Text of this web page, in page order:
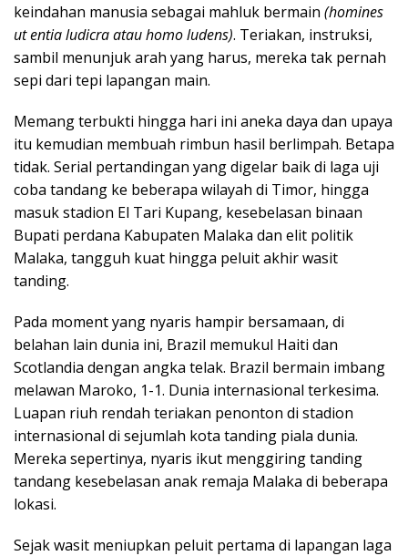
keindahan manusia sebagai mahluk bermain (homines
ut entia ludicra atau homo ludens). Teriakan, instruksi,
sambil menunjuk arah yang harus, mereka tak pernah
sepi dari tepi lapangan main.
Memang terbukti hingga hari ini aneka daya dan upaya
itu kemudian membuah rimbun hasil berlimpah. Betapa
tidak. Serial pertandingan yang digelar baik di laga uji
coba tandang ke beberapa wilayah di Timor, hingga
masuk stadion El Tari Kupang, kesebelasan binaan
Bupati perdana Kabupaten Malaka dan elit politik
Malaka, tangguh kuat hingga peluit akhir wasit
tanding.
Pada moment yang nyaris hampir bersamaan, di
belahan lain dunia ini, Brazil memukul Haiti dan
Scotlandia dengan angka telak. Brazil bermain imbang
melawan Maroko, 1-1. Dunia internasional terkesima.
Luapan riuh rendah teriakan penonton di stadion
internasional di sejumlah kota tanding piala dunia.
Mereka sepertinya, nyaris ikut menggiring tanding
tandang kesebelasan anak remaja Malaka di beberapa
lokasi.
Sejak wasit meniupkan peluit pertama di lapangan laga